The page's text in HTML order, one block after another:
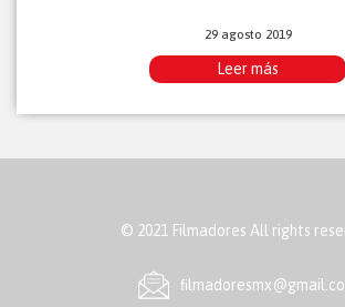
29 agosto 2019
Leer más
© 2021 Filmadores All rights